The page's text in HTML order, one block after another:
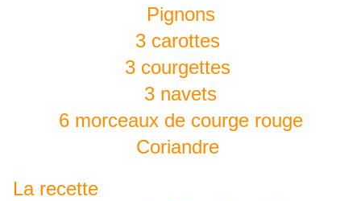
Pignons
3 carottes
3 courgettes
3 navets
6 morceaux de courge rouge
Coriandre
La recette